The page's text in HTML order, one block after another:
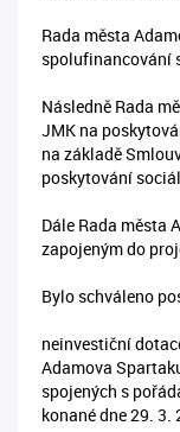
Rada města
spolufinancování
Následně Rada
JMK na
na základě
poskytování
Dále Rada města
zapojeným do
Bylo schváleno
neinvestiční
Adamova
spojených s
konané dne 29. 3.